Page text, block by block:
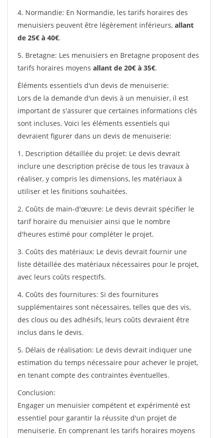
4. Normandie: En Normandie, les tarifs horaires des
menuisiers peuvent être légèrement inférieurs, allant
de 25€ à 40€.
5. Bretagne: Les menuisiers en Bretagne proposent des
tarifs horaires moyens allant de 20€ à 35€.
Éléments essentiels d'un devis de menuiserie:
Lors de la demande d'un devis à un menuisier, il est
important de s'assurer que certaines informations clés
sont incluses. Voici les éléments essentiels qui
devraient figurer dans un devis de menuiserie:
1. Description détaillée du projet: Le devis devrait
inclure une description précise de tous les travaux à
réaliser, y compris les dimensions, les matériaux à
utiliser et les finitions souhaitées.
2. Coûts de main-d'œuvre: Le devis devrait spécifier le
tarif horaire du menuisier ainsi que le nombre
d'heures estimé pour compléter le projet.
3. Coûts des matériaux: Le devis devrait fournir une
liste détaillée des matériaux nécessaires pour le projet,
avec leurs coûts respectifs.
4. Coûts des fournitures: Si des fournitures
supplémentaires sont nécessaires, telles que des vis,
des clous ou des adhésifs, leurs coûts devraient être
inclus dans le devis.
5. Délais de réalisation: Le devis devrait indiquer une
estimation du temps nécessaire pour achever le projet,
en tenant compte des contraintes éventuelles.
Conclusion:
Engager un menuisier compétent et expérimenté est
essentiel pour garantir la réussite d'un projet de
menuiserie. En comprenant les tarifs horaires moyens